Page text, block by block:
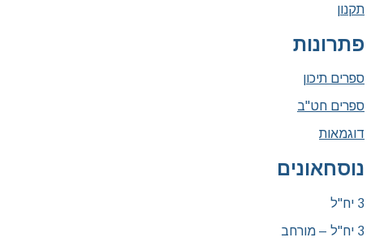
תקנון
פתרונות
ספרים תיכון
ספרים חט"ב
דוגמאות
נוסחאונים
3 יח"ל
3 יח"ל – מורחב